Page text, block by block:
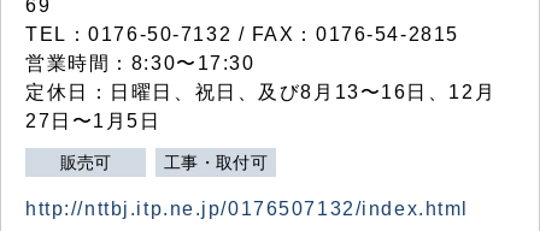
69
TEL：0176-50-7132 / FAX：0176-54-2815
営業時間：8:30〜17:30
定休日：日曜日、祝日、及び8月13〜16日、12月
27日〜1月5日
販売可 工事・取付可
http://nttbj.itp.ne.jp/0176507132/index.html